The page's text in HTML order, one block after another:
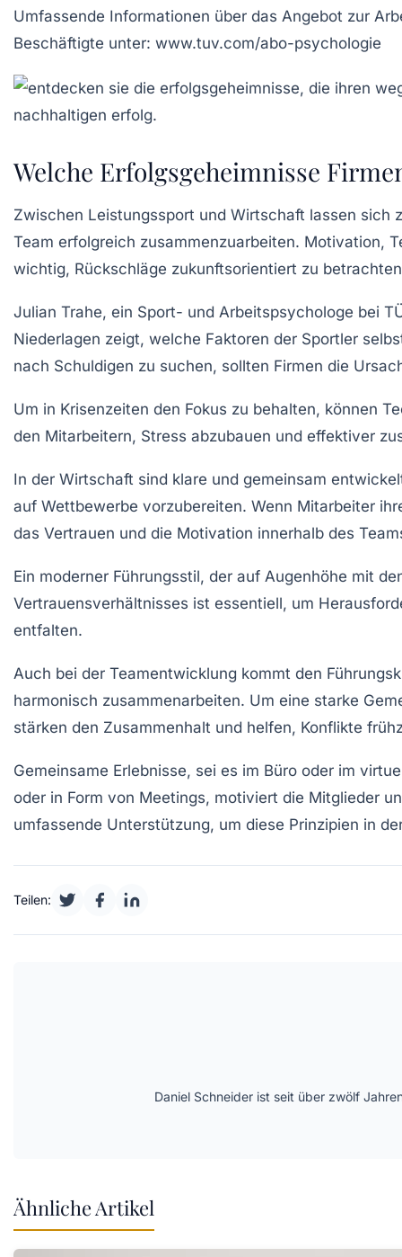
Umfassende Informationen über das Angebot zur
Beschäftigte unter: www.tuv.com/abo-psychologie
Welche Erfolgsgeheimnisse
Zwischen Leistungssport und Wirtschaft lassen sich
Team erfolgreich zusammenzuarbeiten. Motivation,
wichtig, Rückschläge zukunftsorientiert zu
Julian Trahe, ein Sport- und Arbeitspsychologe bei
Niederlagen zeigt, welche Faktoren der Sportler
nach Schuldigen zu suchen, sollten Firmen die
Um in Krisenzeiten den Fokus zu behalten, können
den Mitarbeitern, Stress abzubauen und effektiver
In der Wirtschaft sind klare und gemeinsam
auf Wettbewerbe vorzubereiten. Wenn Mitarbeiter
das Vertrauen und die Motivation innerhalb des
Ein moderner Führungsstil, der auf Augenhöhe mit
Vertrauensverhältnisses ist essentiell, um
entfalten.
Auch bei der Teamentwicklung kommt den
harmonisch zusammenarbeiten. Um eine starke
stärken den Zusammenhalt und helfen, Konflikte
Gemeinsame Erlebnisse, sei es im Büro oder im
oder in Form von Meetings, motiviert die Mitglieder
umfassende Unterstützung, um diese Prinzipien in
Teilen:
Daniel Schneider ist seit über zwölf
Ähnliche Artikel